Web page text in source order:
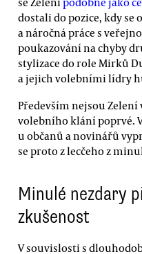
dostali do pozice, kdy se
a náročná práce s
poukazování na chyby
stylizace do role Mirků
a jejich volebními lídry
Především nejsou Zelení
volebního klání poprvé.
u občanů a novinářů
se proto z lecčeho z
Minulé nezdary
zkušenost
V souvislosti s